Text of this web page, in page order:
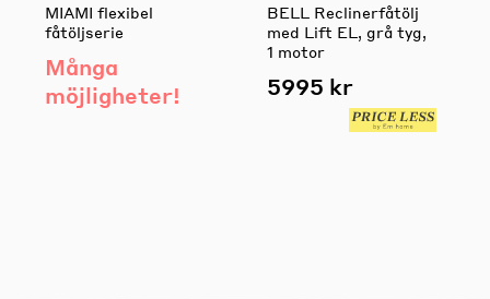
MIAMI flexibel
fåtöljserie
Många
möjligheter!
BELL Reclinerfåtölj
med Lift EL, grå tyg,
1 motor
5995 kr